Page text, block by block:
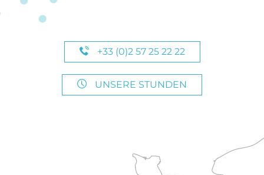
+33 (0)2 57 25 22 22
UNSERE STUNDEN